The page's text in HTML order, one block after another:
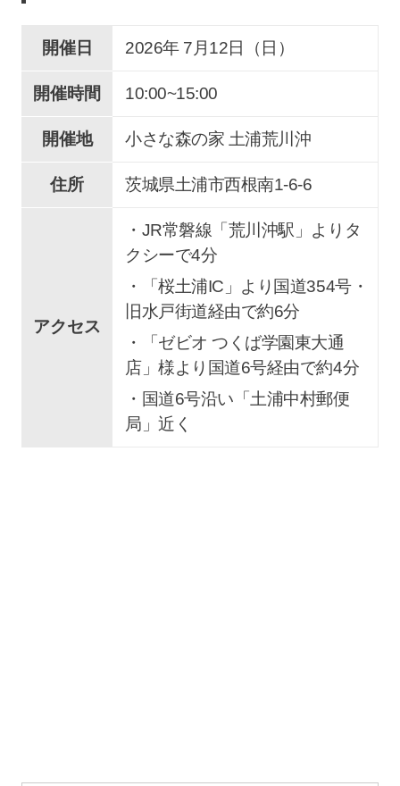
開催日 2026年 7 月 12日（日）
開催時間 10:00~15:00
開催地 小さな森の家 土浦荒川沖
住所 茨城県土浦市西根南1-6-6
アクセス
・JR常磐線「荒川沖駅」よりタ
クシーで4分
・「桜土浦IC」より国道354号・
旧水戸街道経由で約6分
・「ゼビオ つくば学園東大通
店」様より国道6号経由で約4分
・国道6号沿い「土浦中村郵便
局」近く